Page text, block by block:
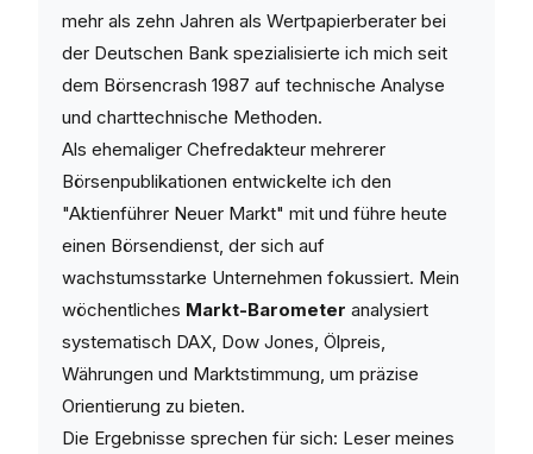
mehr als zehn Jahren als Wertpapierberater bei
der Deutschen Bank spezialisierte ich mich seit
dem Börsencrash 1987 auf technische Analyse
und charttechnische Methoden.
Als ehemaliger Chefredakteur mehrerer
Börsenpublikationen entwickelte ich den
"Aktienführer Neuer Markt" mit und führe heute
einen Börsendienst, der sich auf
wachstumsstarke Unternehmen fokussiert. Mein
wöchentliches Markt-Barometer analysiert
systematisch DAX, Dow Jones, Ölpreis,
Währungen und Marktstimmung, um präzise
Orientierung zu bieten.
Die Ergebnisse sprechen für sich: Leser meines